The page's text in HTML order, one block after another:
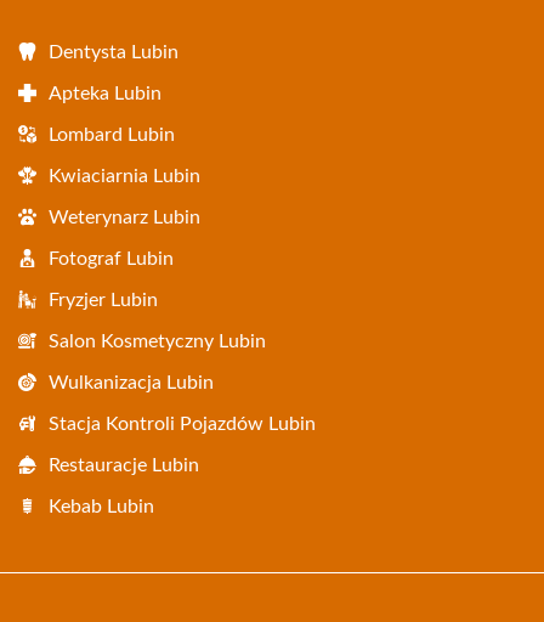
Dentysta Lubin
Apteka Lubin
Lombard Lubin
Kwiaciarnia Lubin
Weterynarz Lubin
Fotograf Lubin
Fryzjer Lubin
Salon Kosmetyczny Lubin
Wulkanizacja Lubin
Stacja Kontroli Pojazdów Lubin
Restauracje Lubin
Kebab Lubin